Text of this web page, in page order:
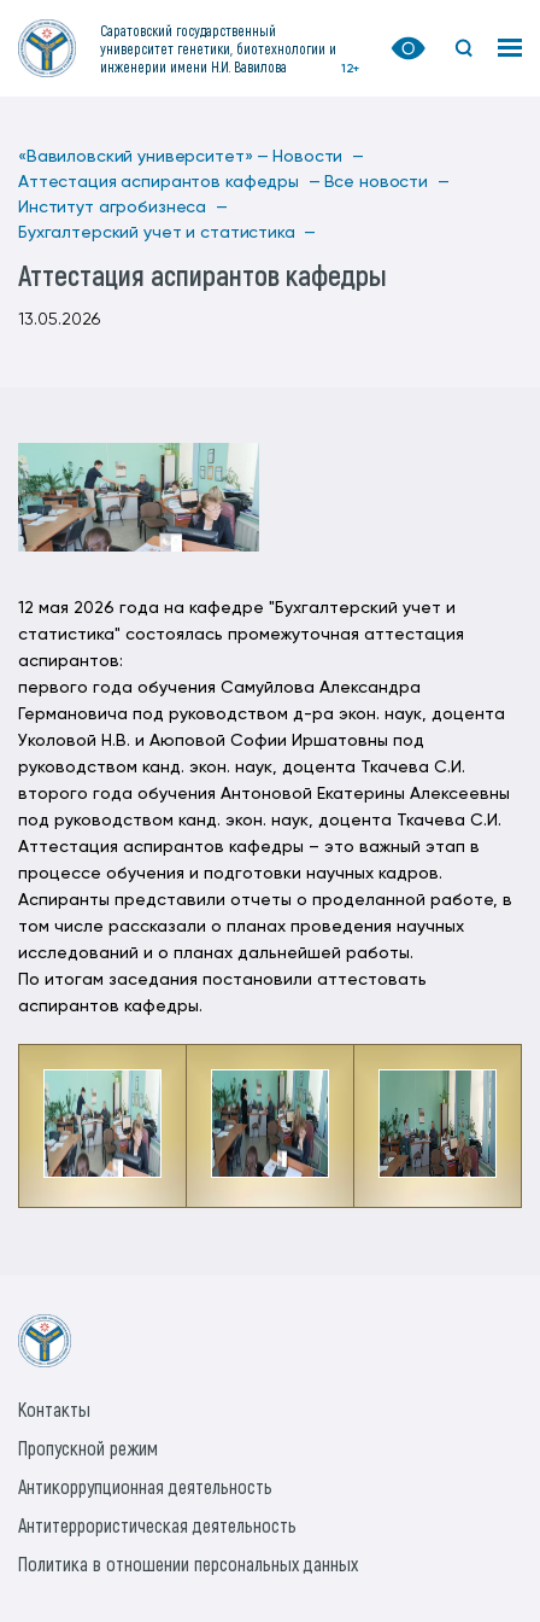
Саратовский государственный
университет генетики, биотехнологии и
инженерии имени Н.И. Вавилова
12+
«Вавиловский университет» — Новости —
Аттестация аспирантов кафедры — Все новости —
Институт агробизнеса —
Бухгалтерский учет и статистика —
Аттестация аспирантов кафедры
13.05.2026
12 мая 2026 года на кафедре "Бухгалтерский учет и
статистика" состоялась промежуточная аттестация
аспирантов:
первого года обучения Самуйлова Александра
Германовича под руководством д-ра экон. наук, доцента
Уколовой Н.В. и Аюповой Софии Иршатовны под
руководством канд. экон. наук, доцента Ткачева С.И.
второго года обучения Антоновой Екатерины Алексеевны
под руководством канд. экон. наук, доцента Ткачева С.И.
Аттестация аспирантов кафедры – это важный этап в
процессе обучения и подготовки научных кадров.
Аспиранты представили отчеты о проделанной работе, в
том числе рассказали о планах проведения научных
исследований и о планах дальнейшей работы.
По итогам заседания постановили аттестовать
аспирантов кафедры.
Контакты
Пропускной режим
Антикоррупционная деятельность
Антитеррористическая деятельность
Политика в отношении персональных данных